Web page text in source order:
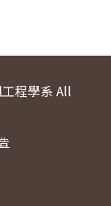
程學系 All